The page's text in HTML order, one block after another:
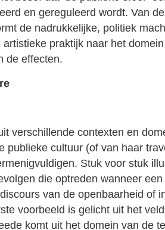
en gereguleerd wordt. Van
de nadrukkelijke, politiek
praktijk naar het
de effecten.
verschillende contexten en
publieke cultuur (of van haar
Stuk voor stuk
die optreden wanneer
van de openbaarheid of
voorbeeld is gelicht uit het
komt uit het domein van de